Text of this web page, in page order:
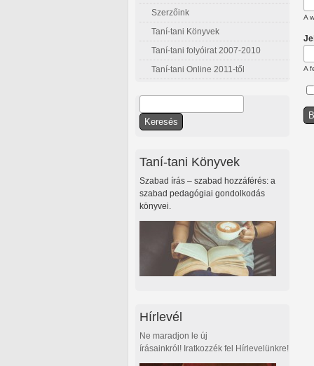
A
A
Szerzőink
Taní-tani Könyvek
Taní-tani folyóirat 2007-2010
Taní-tani Online 2011-től
Keresés űrlap
Taní-tani Könyvek
Szabad írás – szabad hozzáférés: a
szabad pedagógiai gondolkodás
könyvei.
Hírlevél
Ne maradjon le új
írásainkról! Iratkozzék fel Hírlevelünkre!